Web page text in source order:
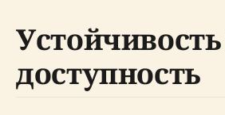
доступность